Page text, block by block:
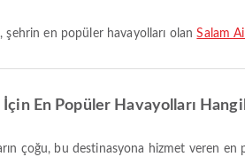
şehrin en popüler havayolları olanSalam
İçin En Popüler Havayolları
çoğu, bu destinasyona hizmet veren